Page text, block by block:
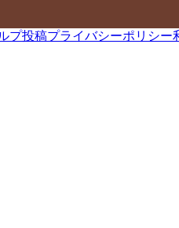
プ投稿プライバシーポリシー